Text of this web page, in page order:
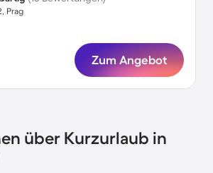
Prag
Zum Angebot
über Kurzurlaub in